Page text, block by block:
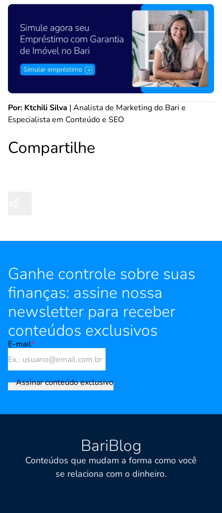
Por: Ktchili Silva | Analista de Marketing do Bari e
Especialista em Conteúdo e SEO
Compartilhe
Ganhe controle sobre suas
finanças: assine nossa
newsletter para receber
conteúdos exclusivos
E-mail*
Assinar conteúdo exclusivo
BariBlog
Conteúdos que mudam a forma como você
se relaciona com o dinheiro.